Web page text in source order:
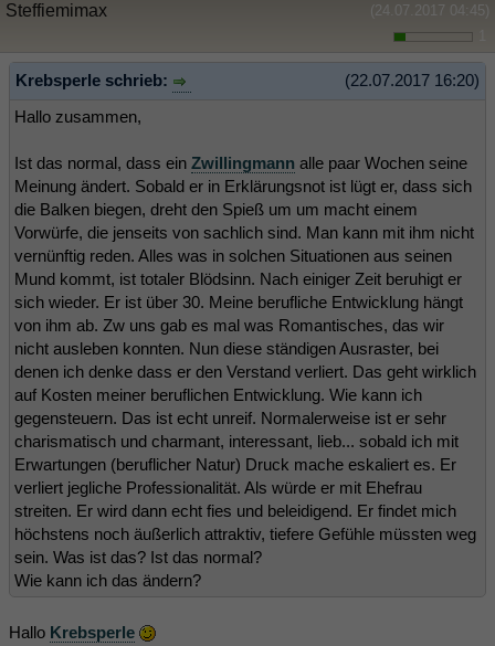
(24.07.2017 04:45)
Steffiemimax
(22.07.2017 16:20)
Krebsperle schrieb:
Hallo zusammen,
Ist das normal, dass ein Zwillingmann alle paar Wochen seine
Meinung ändert. Sobald er in Erklärungsnot ist lügt er, dass sich
die Balken biegen, dreht den Spieß um um macht einem
Vorwürfe, die jenseits von sachlich sind. Man kann mit ihm nicht
vernünftig reden. Alles was in solchen Situationen aus seinen
Mund kommt, ist totaler Blödsinn. Nach einiger Zeit beruhigt er
sich wieder. Er ist über 30. Meine berufliche Entwicklung hängt
von ihm ab. Zw uns gab es mal was Romantisches, das wir
nicht ausleben konnten. Nun diese ständigen Ausraster, bei
denen ich denke dass er den Verstand verliert. Das geht wirklich
auf Kosten meiner beruflichen Entwicklung. Wie kann ich
gegensteuern. Das ist echt unreif. Normalerweise ist er sehr
charismatisch und charmant, interessant, lieb... sobald ich mit
Erwartungen (beruflicher Natur) Druck mache eskaliert es. Er
verliert jegliche Professionalität. Als würde er mit Ehefrau
streiten. Er wird dann echt fies und beleidigend. Er findet mich
höchstens noch äußerlich attraktiv, tiefere Gefühle müssten weg
sein. Was ist das? Ist das normal?
Wie kann ich das ändern?
Hallo Krebsperle